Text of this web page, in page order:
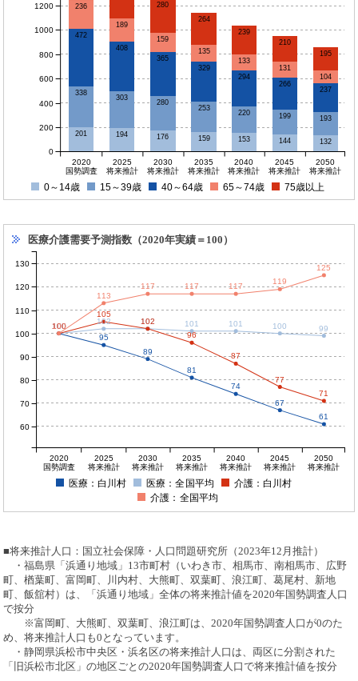
201 194 176 159 153 144 132
338
303
280
253
220 199 193
472
408
365
329
294
266
237
236
189
159
135
133
131
104
280
264
239
210
195
2020
国勢調査
2025
将来推計
2030
将来推計
2035
将来推計
2040
将来推計
2045
将来推計
2050
将来推計
0
200
400
600
800
1000
1200
0～14歳 15～39歳 40～64歳 65～74歳 75歳以上
医療介護需要予測指数（2020年実績＝100）
100
95
89
81
74
67
61
100
102 102 101 101 100 99
100
105
102
96
87
77
71
100
113
117 117 117
119
125
2020
国勢調査
2025
将来推計
2030
将来推計
2035
将来推計
2040
将来推計
2045
将来推計
2050
将来推計
60
70
80
90
100
110
120
130
医療：白川村 医療：全国平均
介護：白川村
介護：全国平均
■将来推計人口：国立社会保障・人口問題研究所（2023年12月推計）
・福島県「浜通り地域」13市町村（いわき市、相馬市、南相馬市、広野
町、楢葉町、富岡町、川内村、大熊町、双葉町、浪江町、葛尾村、新地
町、飯舘村）は、「浜通り地域」全体の将来推計値を2020年国勢調査人口
で按分
※富岡町、大熊町、双葉町、浪江町は、2020年国勢調査人口が0のた
め、将来推計人口も0となっています。
・静岡県浜松市中央区・浜名区の将来推計人口は、両区に分割された
「旧浜松市北区」の地区ごとの2020年国勢調査人口で将来推計値を按分